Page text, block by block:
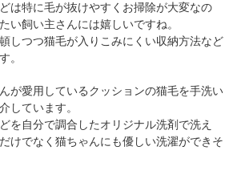
は特に毛が抜けやすくお掃除が大変なの
い飼い主さんには嬉しいですね。
しつつ猫毛が入りこみにくい収納方法など
。
が愛用しているクッションの猫毛を手洗い
しています。
を自分で調合したオリジナル洗剤で洗え
けでなく猫ちゃんにも優しい洗濯ができそ